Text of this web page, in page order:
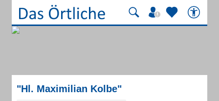
"Hl. Maximilian Kolbe"